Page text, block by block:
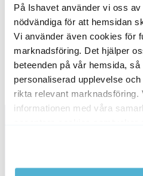
På Ishavet använder vi oss
nödvändiga för att hemsidan
Vi använder även cookies för
marknadsföring. Det hjälper
beteenden på vår hemsida,
personaliserad upplevelse
rikta relevant marknadsföring.
informationen med våra
Förberedelser:30minuter
minuter
Tillagningstid: 30minuter
minuter
Total tid: 1timme
timme
Fryst fisk & skaldjur med
premiumkvalitet – direkt hem
Beställ lax, torsk, räkor och